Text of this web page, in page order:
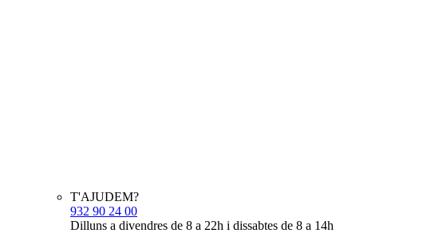
T'AJUDEM?
932 90 24 00
Dilluns a divendres de 8 a 22h i dissabtes de 8 a 14h